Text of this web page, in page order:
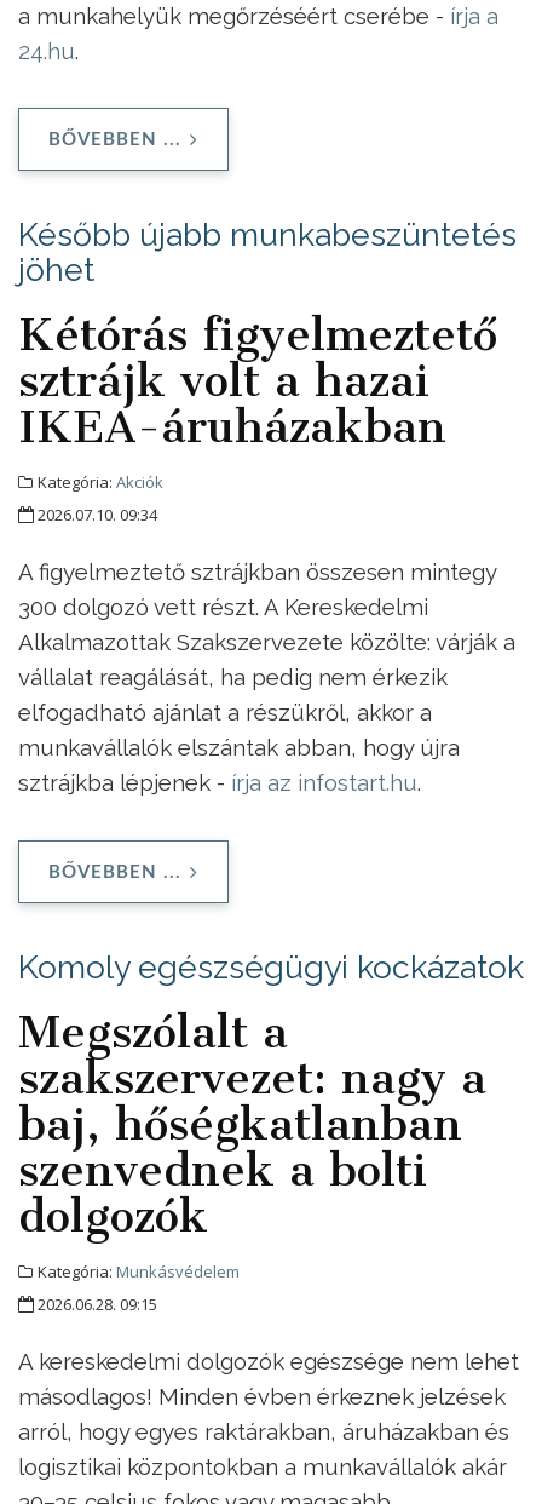
a munkahelyük megőrzéséért cserébe - írja a
24.hu.
BŐVEBBEN ...
Később újabb munkabeszüntetés
jöhet
Kétórás figyelmeztető
sztrájk volt a hazai
IKEA-áruházakban
Kategória: Akciók
2026.07.10. 09:34
A figyelmeztető sztrájkban összesen mintegy
300 dolgozó vett részt. A Kereskedelmi
Alkalmazottak Szakszervezete közölte: várják a
vállalat reagálását, ha pedig nem érkezik
elfogadható ajánlat a részükről, akkor a
munkavállalók elszántak abban, hogy újra
sztrájkba lépjenek - írja az infostart.hu.
BŐVEBBEN ...
Komoly egészségügyi kockázatok
Megszólalt a
szakszervezet: nagy a
baj, hőségkatlanban
szenvednek a bolti
dolgozók
Kategória: Munkásvédelem
2026.06.28. 09:15
A kereskedelmi dolgozók egészsége nem lehet
másodlagos! Minden évben érkeznek jelzések
arról, hogy egyes raktárakban, áruházakban és
logisztikai központokban a munkavállalók akár